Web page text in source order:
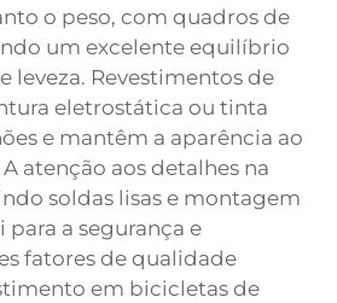
o peso, com quadros de
um excelente equilíbrio
leveza. Revestimentos de
eletrostática ou tinta
e mantêm a aparência ao
atenção aos detalhes na
soldas lisas e montagem
a segurança e
fatores de qualidade
em bicicletas de